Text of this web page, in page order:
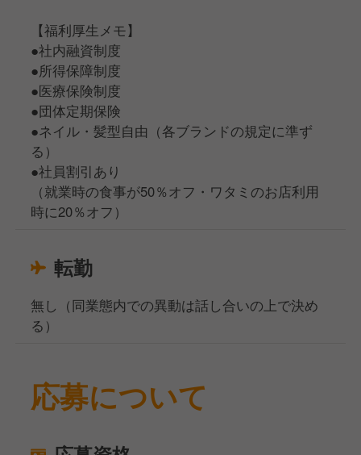
【福利厚生メモ】
●社内融資制度
●所得保障制度
●医療保険制度
●団体定期保険
●ネイル・髪型自由（各ブランドの規定に準ず
る）
●社員割引あり
（就業時の食事が50％オフ・ワタミのお店利用
時に20％オフ）
転勤
無し（同業態内での異動は話し合いの上で決め
る）
応募について